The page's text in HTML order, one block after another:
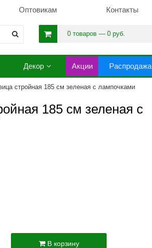
Оптовикам Контакты
0 товаров — 0 руб.
Декор Акции Распродажа
стройная 185 см зеленая с лампочками
185 см зеленая с
В корзину